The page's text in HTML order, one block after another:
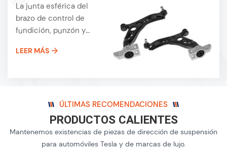
La junta esférica del
brazo de control de
fundición, punzón y
VAG VW Skoda Seat
Tesla Land Rover
Jaguar Ford Fiat Opel
Vauxhall Chevrolet
Nissan Renault Toyota
LEER MÁS
ÚLTIMAS RECOMENDACIONES
PRODUCTOS CALIENTES
Mantenemos existencias de piezas de dirección de suspensión
para automóviles Tesla y de marcas de lujo.